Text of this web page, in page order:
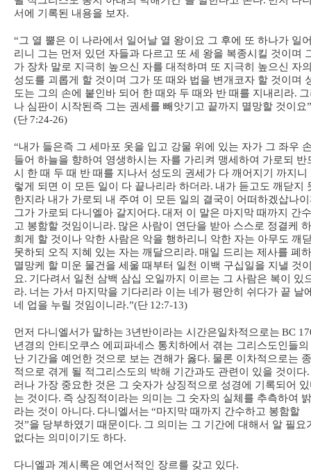
서에 기록된 내용을 보자.
“그 열 뿔은 이 나라에서 일어날 열 왕이요 그 후에 또 하나가 일
리니 그는 먼저 있던 자들과 다르고 또 세 왕을 복종시킬 것이며
가 장차 말로 지극히 높으신 자를 대적하며 또 지극히 높으신 자
성도를 괴롭게 할 것이며 그가 또 때와 법을 변개코자 할 것이며
도는 그의 손에 붙인바 되어 한 때와 두 때와 반 때를 지내리라.
나 심판이 시작된즉 그는 권세를 빼앗기고 끝까지 멸망할 것이요”
(단 7:24-26)
“내가 들은즉 그 세마포 옷을 입고 강물 위에 있는 자가 그 좌우
들어 하늘을 향하여 영생하시는 자를 가리켜 맹세하여 가로되 반
시 한 때 두 때 반 때를 지나서 성도의 권세가 다 깨어지기 까지니
렇게 되면 이 모든 일이 다 끝나리라 하더라. 내가 듣고도 깨닫지
한지라 내가 가로되 내 주여 이 모든 일의 결국이 어떠하겠삽나
그가 가로되 다니엘아 갈지어다. 대저 이 말은 마지막 때까지 간
고 봉함할 것임이니라. 많은 사람이 연단을 받아 스스로 정결케
희게 할 것이나 악한 사람은 악을 행하리니 악한 자는 아무도 깨
못하되 오직 지혜 있는 자는 깨달으리라. 매일 드리는 제사를 폐
멸망케 할 미운 물건을 세울 때부터 일천 이백 구십일을 지낼 것
요. 기다려서 일천 삼백 삼십 오일까지 이르는 그 사람은 복이 있
라. 너는 가서 마지막을 기다리라 이는 네가 평안히 쉬다가 끝 날
네 업을 누릴 것임이니라.”(단 12:7-13)
먼저 다니엘서가 말하는 3년반이라는 시간은일차적으로는 BC
년경의 안티오쿠스 에피파네스 통치하에서 겪는 그리스도인들의
난 기간을 예언한 것으로 보는 견해가 옳다. 물론 이차적으로는
적으로 겪게 될 적그리스도의 박해 기간과도 관련이 있을 것이다.
러나 가장 중요한 것은 그 숫자가 상징적으로 성경에 기록되어
는 것이다. 즉 상징적이라는 의미는 그 숫자의 실체를 추측하여
라는 것이 아니다. 다니엘서는 “마지막 때까지 간수하고 봉함할
것”을 당부하였기 때문이다. 그 의미는 그 기간에 대해서 알 필요
없다는 의미이기도 하다.
다니엘과 계시록은 예언서적인 장르를 갖고 있다.